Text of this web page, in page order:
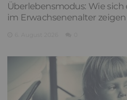
Überlebensmodus: Wie
im Erwachsenenalter